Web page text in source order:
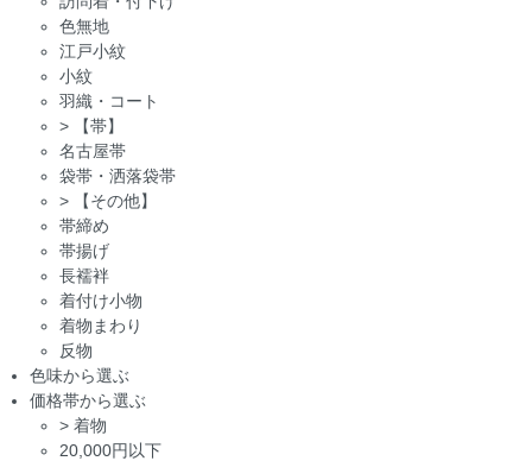
色無地
江戸小紋
小紋
羽織・コート
>
【帯】
名古屋帯
袋帯・洒落袋帯
>
【その他】
帯締め
帯揚げ
長襦袢
着付け小物
着物まわり
反物
色味から選ぶ
価格帯から選ぶ
> 着物
20,000円以下